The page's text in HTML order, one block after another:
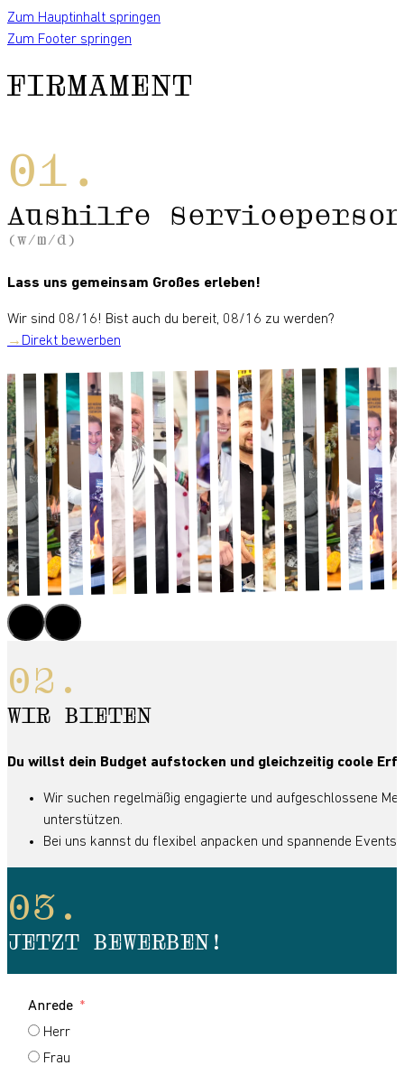
Zum Hauptinhalt springen
Zum Footer springen
Aushilfe
(w/m/d)
Lass uns gemeinsam Großes erleben!
Wir sind 08/16! Bist auch du bereit, 08/16 zu werden?
Direkt bewerben
WIR BIETEN
Du willst dein Budget aufstocken und gleichzeitig coole
Wir suchen regelmäßig engagierte und aufgeschlossene
unterstützen.
Bei uns kannst du flexibel anpacken und spannende Events
JETZT BEWERBEN!
Anrede
Herr
Frau